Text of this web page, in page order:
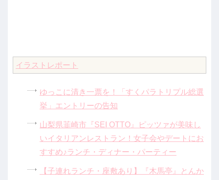
イラストレポート
ゆっこに清き一票を！「すくパラトリプル総選
挙」エントリーの告知
山梨県韮崎市『SEI OTTO』ピッツァが美味し
いイタリアンレストラン！女子会やデートにお
すすめ♪ランチ・ディナー・パーティー
【子連れランチ・座敷あり】『木馬亭』とんか